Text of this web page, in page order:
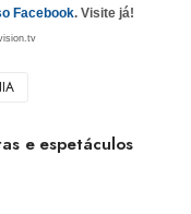
Facebook. Visite já!
e espetáculos